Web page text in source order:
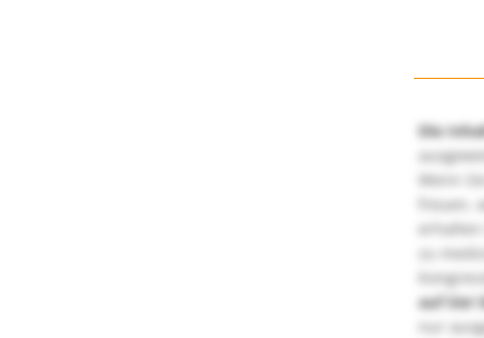
Die
Wenn
zu
auf Sie!
nur